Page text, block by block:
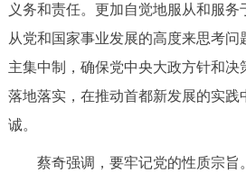
义务和责任。更加自觉地服从和服务
从党和国家事业发展的高度来思考问
主集中制，确保党中央大政方针和决
落地落实，在推动首都新发展的实践
诚。
蔡奇强调，要牢记党的性质宗旨